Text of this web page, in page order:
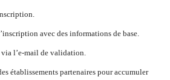
avec des informations de base.
l’e-mail de validation.
établissements partenaires pour accumuler